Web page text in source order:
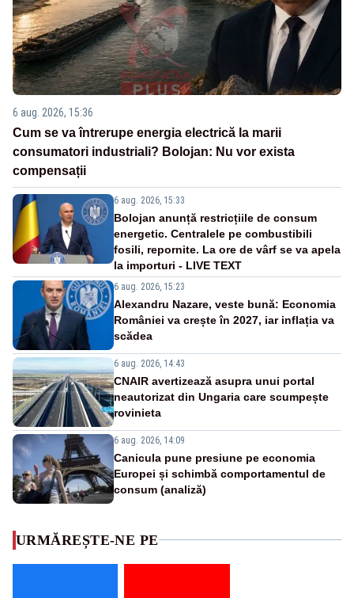
6 aug. 2026, 15:36
Cum se va întrerupe energia electrică la marii
consumatori industriali? Bolojan: Nu vor exista
compensații
6 aug. 2026, 15:33
Bolojan anunță restricțiile de consum
energetic. Centralele pe combustibili
fosili, repornite. La ore de vârf se va apela
la importuri - LIVE TEXT
6 aug. 2026, 15:23
Alexandru Nazare, veste bună: Economia
României va crește în 2027, iar inflația va
scădea
6 aug. 2026, 14:43
CNAIR avertizează asupra unui portal
neautorizat din Ungaria care scumpește
rovinieta
6 aug. 2026, 14:09
Canicula pune presiune pe economia
Europei și schimbă comportamentul de
consum (analiză)
URMĂREȘTE-NE PE